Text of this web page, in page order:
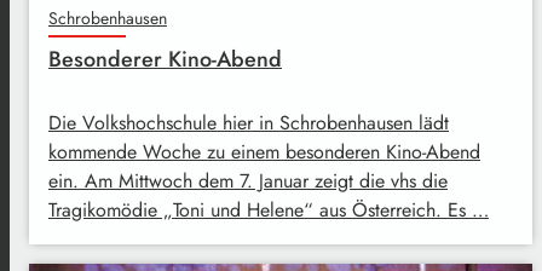
Schrobenhausen
Besonderer Kino-Abend
Die Volkshochschule hier in Schrobenhausen lädt
kommende Woche zu einem besonderen Kino-Abend
ein. Am Mittwoch dem 7. Januar zeigt die vhs die
Tragikomödie „Toni und Helene“ aus Österreich. Es …